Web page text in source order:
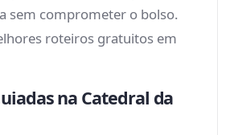
sem comprometer o bolso.
roteiros gratuitos em
na Catedral da